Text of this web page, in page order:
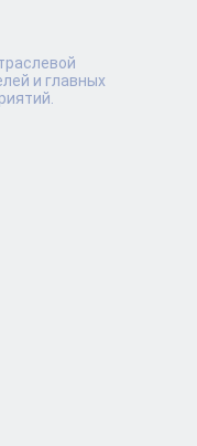
и главных